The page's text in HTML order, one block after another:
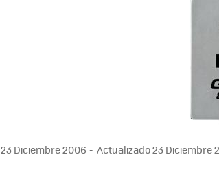
23 Diciembre 2006 Actualizado 23 Diciembre